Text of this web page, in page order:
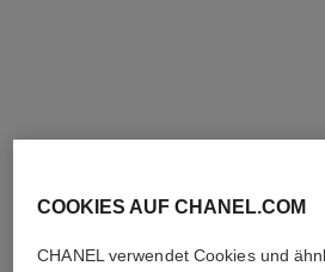
COOKIES AUF CHANEL.COM
CHANEL verwendet Cookies und